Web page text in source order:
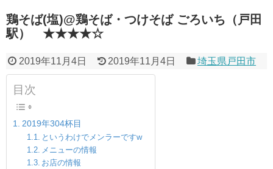
鶏そば(塩)@鶏そば・つけそば ごろいち（戸田
駅） ★★★★☆
2019年11月4日 2019年11月4日 埼玉県戸田市
目次
2019年304杯目
というわけでメンラーですw
メニューの情報
お店の情報